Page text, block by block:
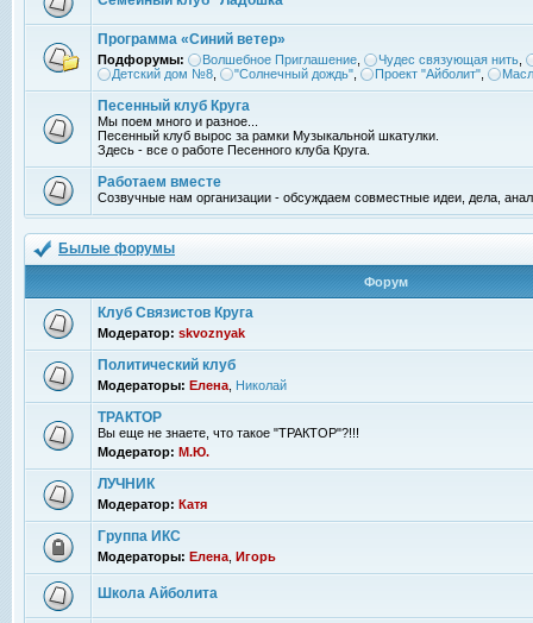
Программа «Синий ветер»
Подфорумы: Волшебное Приглашение Чудес связующая нить
Детский дом №8
"Солнечный дождь" Проект "Айболит"
Песенный клуб Круга
Мы поем много и разное...
Песенный клуб вырос за рамки Музыкальной шкатулки.
Здесь - все о работе Песенного клуба Круга.
Работаем вместе
Созвучные нам организации - обсуждаем совместные идеи, дела,
Былые форумы
Форум
Клуб Связистов Круга
Модератор: skvoznyak
Политический клуб
Модераторы: Елена Николай
ТРАКТОР
Вы еще не знаете, что такое "ТРАКТОР"?!!!
Модератор: М.Ю.
ЛУЧНИК
Модератор: Катя
Группа ИКС
Модераторы: Елена Игорь
Школа Айболита